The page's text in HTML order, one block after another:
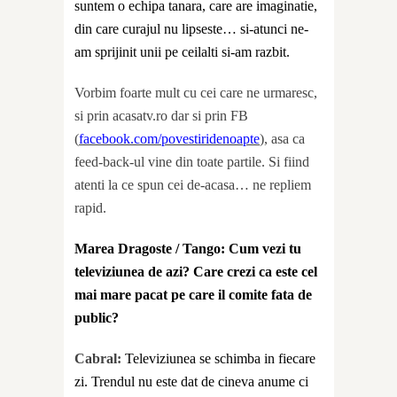
suntem o echipa tanara, care are imaginatie,
din care curajul nu lipseste… si-atunci ne-
am sprijinit unii pe ceilalti si-am razbit.
Vorbim foarte mult cu cei care ne urmaresc,
si prin acasatv.ro dar si prin FB
(facebook.com/povestiridenoapte), asa ca
feed-back-ul vine din toate partile. Si fiind
atenti la ce spun cei de-acasa… ne repliem
rapid.
Marea Dragoste / Tango: Cum vezi tu
televiziunea de azi? Care crezi ca este cel
mai mare pacat pe care il comite fata de
public?
Cabral: Televiziunea se schimba in fiecare
zi. Trendul nu este dat de cineva anume ci